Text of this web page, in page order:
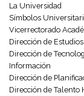
La Universidad
Símbolos
Vicerrectorado
Dirección de
Dirección de
Información
Dirección de
Dirección de Talento